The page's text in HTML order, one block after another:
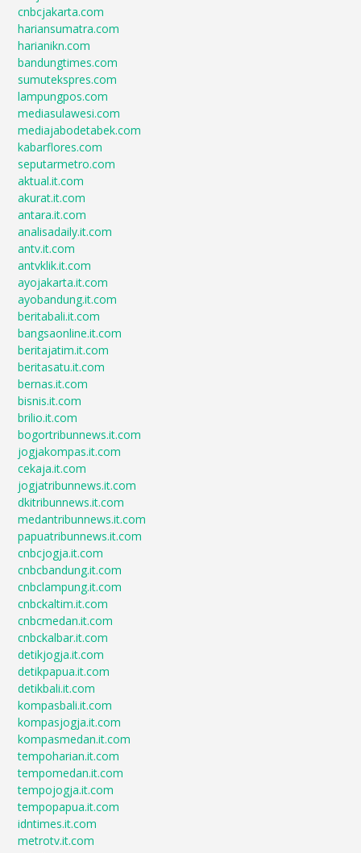
cnbcjakarta.com
hariansumatra.com
harianikn.com
bandungtimes.com
sumutekspres.com
lampungpos.com
mediasulawesi.com
mediajabodetabek.com
kabarflores.com
seputarmetro.com
aktual.it.com
akurat.it.com
antara.it.com
analisadaily.it.com
antv.it.com
antvklik.it.com
ayojakarta.it.com
ayobandung.it.com
beritabali.it.com
bangsaonline.it.com
beritajatim.it.com
beritasatu.it.com
bernas.it.com
bisnis.it.com
brilio.it.com
bogortribunnews.it.com
jogjakompas.it.com
cekaja.it.com
jogjatribunnews.it.com
dkitribunnews.it.com
medantribunnews.it.com
papuatribunnews.it.com
cnbcjogja.it.com
cnbcbandung.it.com
cnbclampung.it.com
cnbckaltim.it.com
cnbcmedan.it.com
cnbckalbar.it.com
detikjogja.it.com
detikpapua.it.com
detikbali.it.com
kompasbali.it.com
kompasjogja.it.com
kompasmedan.it.com
tempoharian.it.com
tempomedan.it.com
tempojogja.it.com
tempopapua.it.com
idntimes.it.com
metrotv.it.com